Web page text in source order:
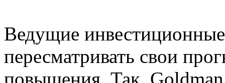
Ведущие
пересматривать свои
повышения. Так, Goldman